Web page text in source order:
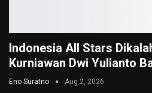
Indonesia All Stars
Kurniawan Dwi Yulianto
Eno Suratno Aug 2, 2026